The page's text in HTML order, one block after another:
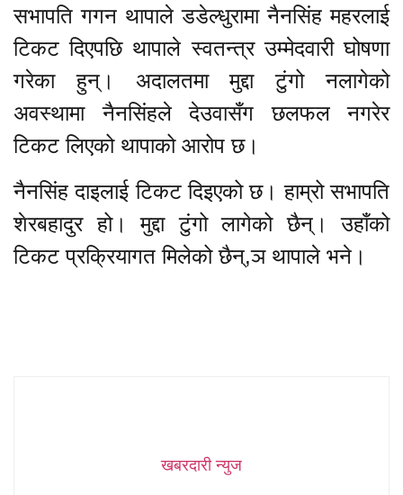
सभापति गगन थापाले डडेल्धुरामा नैनसिंह महरलाई
टिकट दिएपछि थापाले स्वतन्त्र उम्मेदवारी घोषणा
गरेका हुन्। अदालतमा मुद्दा टुंगो नलागेको
अवस्थामा नैनसिंहले देउवासँग छलफल नगरेर
टिकट लिएको थापाको आरोप छ।
नैनसिंह दाइलाई टिकट दिइएको छ। हाम्रो सभापति
शेरबहादुर हो। मुद्दा टुंगो लागेको छैन्। उहाँको
टिकट प्रक्रियागत मिलेको छैन्,ञ थापाले भने।
खबरदारी न्युज